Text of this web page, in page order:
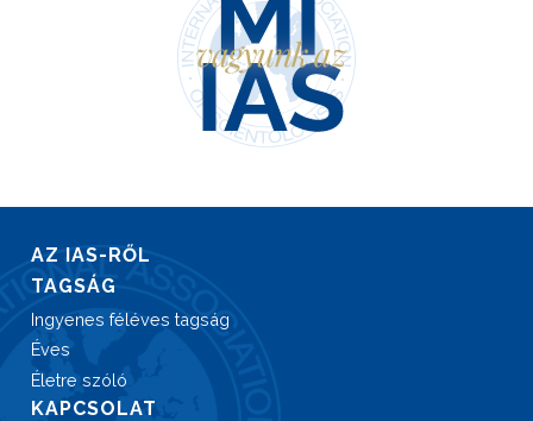
AZ IAS-RŐL
TAGSÁG
Ingyenes féléves tagság
Éves
Életre szóló
KAPCSOLAT